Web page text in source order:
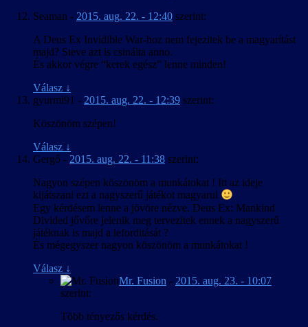
Seaman - 2015. aug. 22. - 12:40 szerint:
A Deus Ex Invidible War-hoz nem fejezitek be a magyarítást
majd? Steve azt is csinálta anno.
És akkor végre “kerek egész” lenne minden!
Válasz ↓
gyurmi91 - 2015. aug. 22. - 12:39 szerint:
Köszönöm szépen!
Válasz ↓
Gergő - 2015. aug. 22. - 11:38 szerint:
Nagyon szépen köszönöm a munkátokat ! Itt az ideje
kijátszani ezt a nagyszerű játékot magyarul
Egy kérdésem lenne a jövöre nézve. Deus Ex: Mankind
Divided jővőre jelenik meg tervezitek ennek a nagyszerű
játéknak is majd a leforditását ?
És mégegyszer nagyon köszönöm a munkátokat !
Válasz ↓
Mr. Fusion - 2015. aug. 23. - 10:07
szerint:
Több tényezős kérdés.